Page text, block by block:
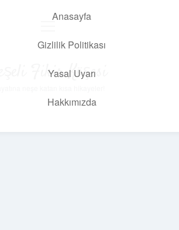
Anasayfa
Gizlilik Politikası
Yasal Uyarı
Hakkımızda
Neşeli Fikir Köşesi